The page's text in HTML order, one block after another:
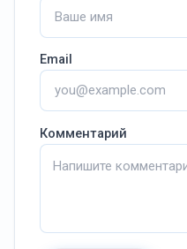
Email
Комментарий